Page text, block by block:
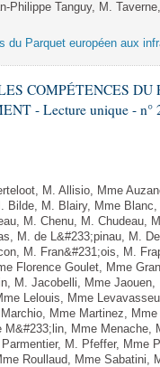
Philippe Tanguy, M.
Parquet européen aux
COMPÉTENCES
- Lecture unique - n°
M. Allisio, Mme
Bilde, M. Blairy, Mme
M. Chenu, M. Chudeau,
M. de L&#233;pinau, M.
M. Fran&#231;ois, M.
Florence Goulet, Mme
M. Jacobelli, Mme
Lelouis, Mme
Mme Martinez,
Mme Menache,
M. Pfeffer, Mme
Roullaud, Mme